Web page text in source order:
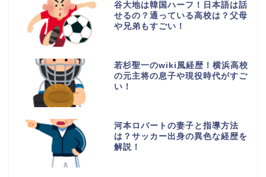
谷大地は韓国ハーフ！日本語は話
せるの？通っている高校は？父母
や兄弟もすごい！
若杉聖一のwiki風経歴！横浜高校
の元主将の息子や現役時代がすご
い！
河本ロバートの妻子と指導方法
は？サッカー出身の異色な経歴を
解説！